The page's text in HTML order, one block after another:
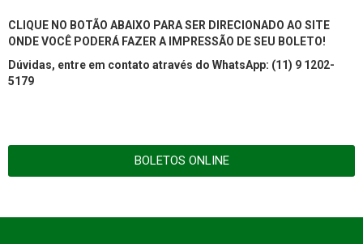
CLIQUE NO BOTÃO ABAIXO PARA SER DIRECIONADO AO SITE
ONDE VOCÊ PODERÁ FAZER A IMPRESSÃO DE SEU BOLETO!
Dúvidas, entre em contato através do WhatsApp: (11) 9 1202-
5179
BOLETOS ONLINE